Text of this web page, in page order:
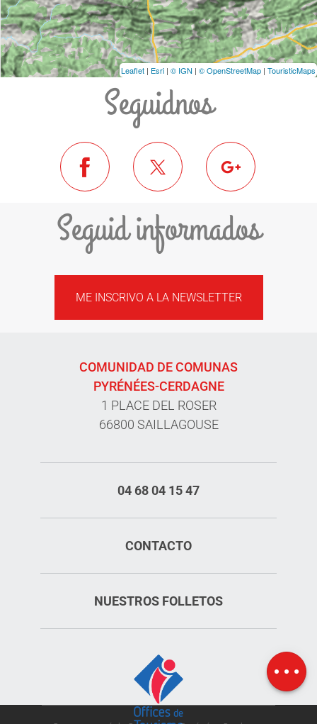
Mapa
Leaflet | Esri | © IGN | © OpenStreetMap | TouristicMaps
Seguidnos
Seguid informados
ME INSCRIVO A LA NEWSLETTER
COMUNIDAD DE COMUNAS
PYRÉNÉES-CERDAGNE
1 PLACE DEL ROSER
66800 SAILLAGOUSE
04 68 04 15 47
CONTACTO
NUESTROS FOLLETOS